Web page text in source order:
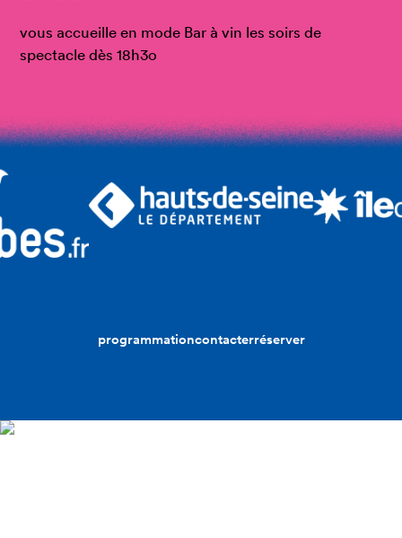
vous accueille en mode Bar à vin les soirs de
spectacle dès 18h3o
programmationcontacterréserver